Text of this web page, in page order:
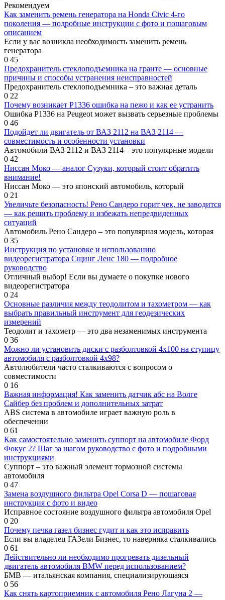
Рекомендуем
Как заменить ремень генератора на Honda Civic 4-го
поколения — подробные инструкции с фото и пошаговым
описанием
Если у вас возникла необходимость заменить ремень
генератора
0 45
Предохранитель стеклоподъемника на гранте — основные
причины и способы устранения неисправностей
Предохранитель стеклоподъемника – это важная деталь
0 22
Почему возникает Р1336 ошибка на пежо и как ее устранить
Ошибка Р1336 на Peugeot может вызвать серьезные проблемы
0 46
Подойдет ли двигатель от ВАЗ 2112 на ВАЗ 2114 —
совместимость и особенности установки
Автомобили ВАЗ 2112 и ВАЗ 2114 – это популярные модели
0 42
Ниссан Моко — аналог Сузуки, который стоит обратить
внимание!
Ниссан Моко — это японский автомобиль, который
0 21
Увеличьте безопасность! Рено Сандеро горит чек, не заводится
— как решить проблему и избежать непредвиденных
ситуаций
Автомобиль Рено Сандеро – это популярная модель, которая
0 35
Инструкция по установке и использованию
видеорегистратора Сщинг Ленс 180 — подробное
руководство
Отличный выбор! Если вы думаете о покупке нового
видеорегистратора
0 24
Основные различия между теодолитом и тахометром — как
выбрать правильный инструмент для геодезических
измерений
Теодолит и тахометр — это два незаменимых инструмента
0 36
Можно ли установить диски с разболтовкой 4х100 на ступицу
автомобиля с разболтовкой 4х98?
Автолюбители часто сталкиваются с вопросом о
совместимости
0 16
Важная информация! Как заменить датчик абс на Волге
Сайбер без проблем и дополнительных затрат
ABS система в автомобиле играет важную роль в
обеспечении
0 61
Как самостоятельно заменить суппорт на автомобиле Форд
Фокус 2? Шаг за шагом руководство с фото и подробными
инструкциями
Суппорт – это важный элемент тормозной системы
автомобиля
0 47
Замена воздушного фильтра Opel Corsa D — пошаговая
инструкция с фото и видео
Исправное состояние воздушного фильтра автомобиля Opel
0 20
Почему печка газел бизнес гудит и как это исправить
Если вы владелец ГАЗели Бизнес, то наверняка сталкивались
0 61
Действительно ли необходимо прогревать дизельный
двигатель автомобиля BMW перед использованием?
БМВ — итальянская компания, специализирующаяся
0 56
Как снять картоприемник с автомобиля Рено Лагуна 2 —